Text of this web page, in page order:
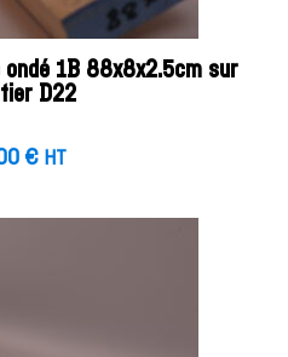
ondé 1B 88x8x2.5cm sur
D22
€ HT